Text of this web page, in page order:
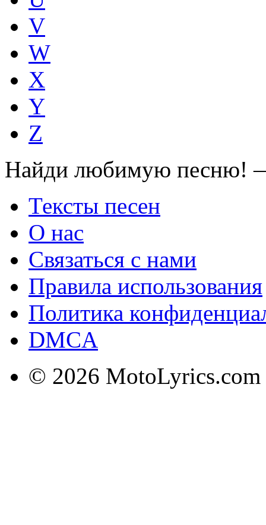
V
W
X
Y
Z
Найди любимую песню!
Тексты песен
О нас
Связаться с нами
Правила использования
Политика
DMCA
© 2026